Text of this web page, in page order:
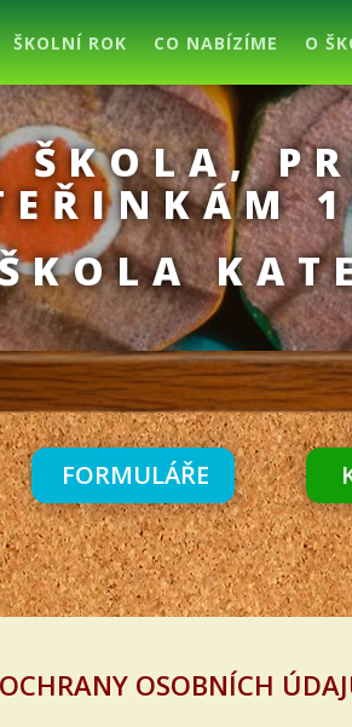
ŠKOLNÍ ROK CO NABÍZÍME O
ŠKOLA,
FORMULÁŘE
OSOBNÍCH